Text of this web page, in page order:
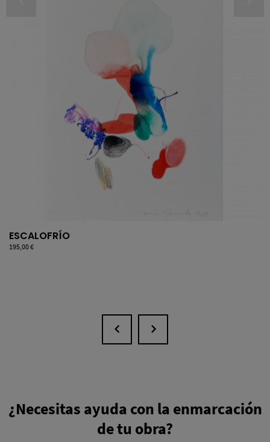
ESCALOFRÍO
Precio
195,00 €
¿Necesitas ayuda con la enmarcación
de tu obra?